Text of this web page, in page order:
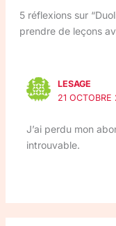
5 réflexions sur
prendre de leçons
LESAGE
21
J’ai perdu mon
introuvable.